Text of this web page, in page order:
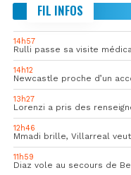
FIL INFOS
14h57
Rulli passe sa visite
14h12
Newcastle proche d’un
13h27
Lorenzi a pris des
12h46
Mmadi brille, Villarreal
11h59
Diaz vole au secours de